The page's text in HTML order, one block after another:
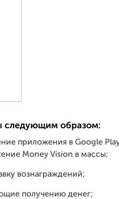
следующим образом:
приложения в Google
Money Vision в массы;
вознаграждений;
получению денег;